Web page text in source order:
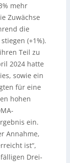
mehr
Zuwächse
die
(+1%).
Teil zu
2024 hatte
sowie ein
für eine
hohen
ein.
Annahme,
ist“,
Drei-